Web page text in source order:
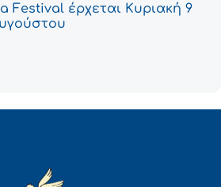
Festival έρχεται Κυριακή 9